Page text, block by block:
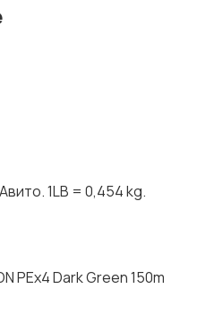
1LВ = 0,454 kg.
PEх4 Dаrk Green 150m